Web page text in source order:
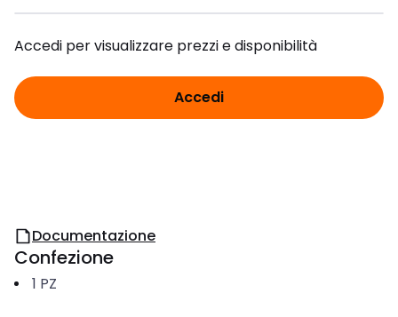
Accedi per visualizzare prezzi e disponibilità
Accedi
Documentazione
Confezione
1 PZ